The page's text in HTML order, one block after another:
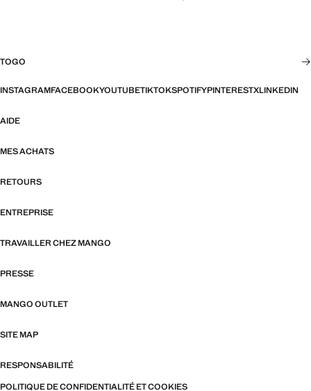
TOGO
INSTAGRAMFACEBOOKYOUTUBETIKTOKSPOTIFYPINTERESTXLINKEDIN
AIDE
MES ACHATS
RETOURS
ENTREPRISE
TRAVAILLER CHEZ MANGO
PRESSE
MANGO OUTLET
SITE MAP
RESPONSABILITÉ
POLITIQUE DE CONFIDENTIALITÉ ET COOKIES